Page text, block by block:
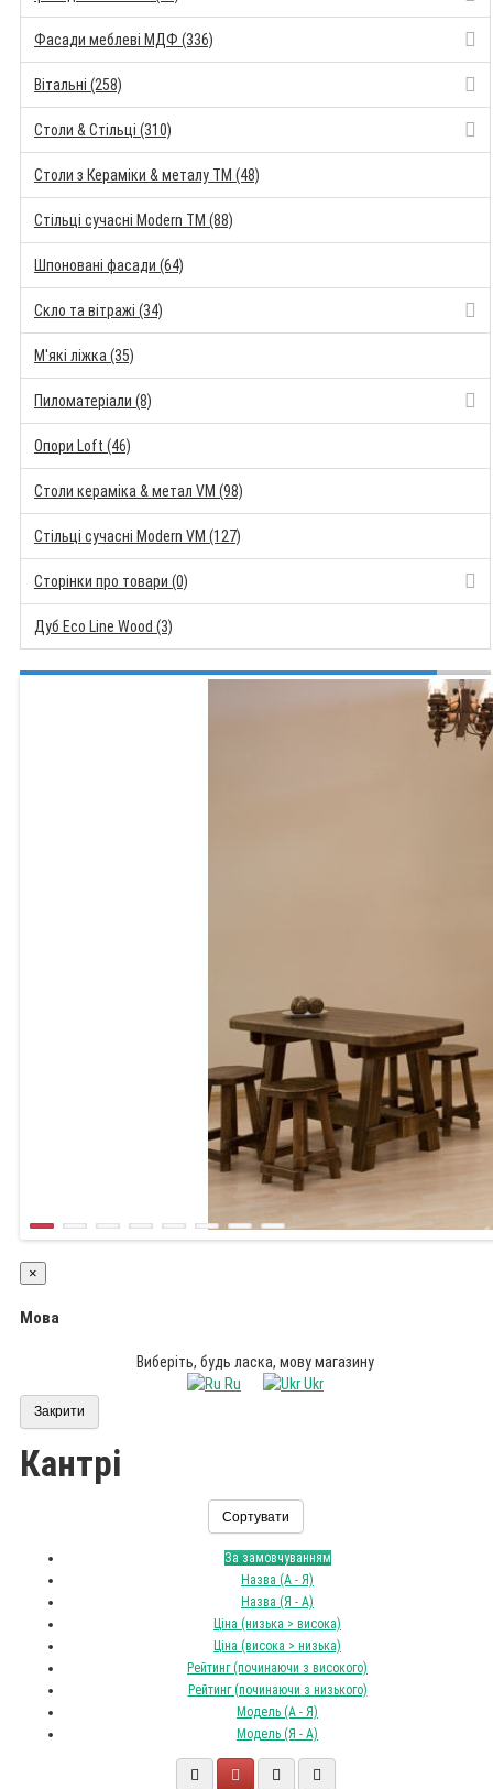
Фасади меблеві МДФ (336)
Вітальні (258)
Столи & Стільці (310)
Столи з Кераміки & металу TM (48)
Стільці сучасні Modern TM (88)
Шпоновані фасади (64)
Скло та вітражі (34)
М'які ліжка (35)
Пиломатеріали (8)
Опори Loft (46)
Столи кераміка & метал VM (98)
Стільці сучасні Modern VM (127)
Сторінки про товари (0)
Дуб Eco Line Wood (3)
×
Мова
Виберіть, будь ласка, мову магазину
Ru
Ukr
Закрити
Кантрі
Сортувати
За замовчуванням
Назва (А - Я)
Назва (Я - А)
Ціна (низька > висока)
Ціна (висока > низька)
Рейтинг (починаючи з високого)
Рейтинг (починаючи з низького)
Модель (А - Я)
Модель (Я - А)